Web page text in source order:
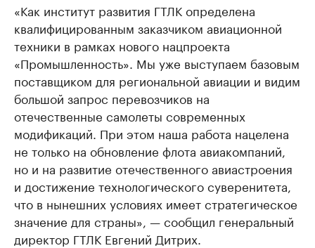
«Как институт развития ГТЛК определена
квалифицированным заказчиком авиационной
техники в рамках нового нацпроекта
«Промышленность». Мы уже выступаем базовым
поставщиком для региональной авиации и видим
большой запрос перевозчиков на
отечественные самолеты современных
модификаций. При этом наша работа нацелена
не только на обновление флота авиакомпаний,
но и на развитие отечественного авиастроения
и достижение технологического суверенитета,
что в нынешних условиях имеет стратегическое
значение для страны», — сообщил генеральный
директор ГТЛК Евгений Дитрих.